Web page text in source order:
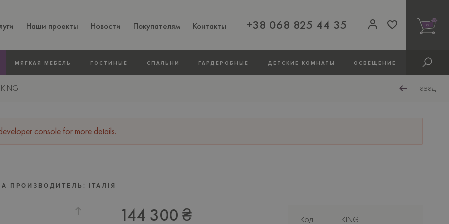
Наши проекты Новости Покупателям Контакты +38 068 825 44 35 0
МЯГКАЯ МЕБЕЛЬ ГОСТИНЫЕ СПАЛЬНИ ГАРДЕРОБНЫЕ ДЕТСКИЕ КОМНАТЫ ОСВЕЩЕНИЕ
Назад
console for more details.
ПРОИЗВОДИТЕЛЬ: ІТАЛІЯ
144 300 ₴ Код KING